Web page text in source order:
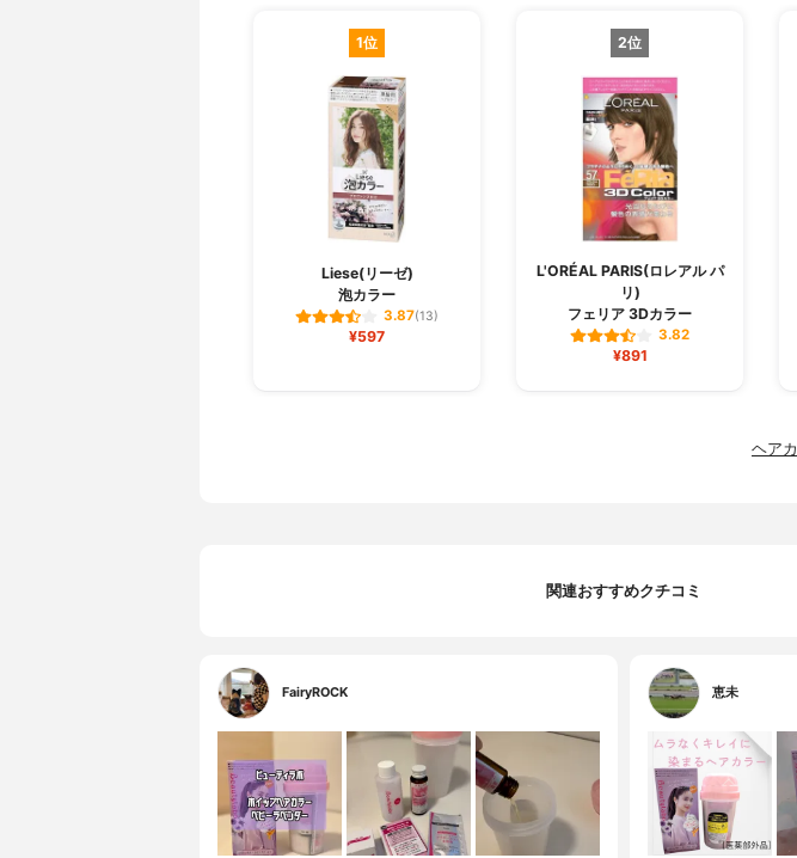
1位
Liese(リーゼ)
泡カラー
3.87(13)
¥597
2位
L'ORÉAL PARIS(ロレアル パ
リ)
フェリア 3Dカラー
3.82
¥891
ヘア
関連おすすめクチコミ
FairyROCK 恵未